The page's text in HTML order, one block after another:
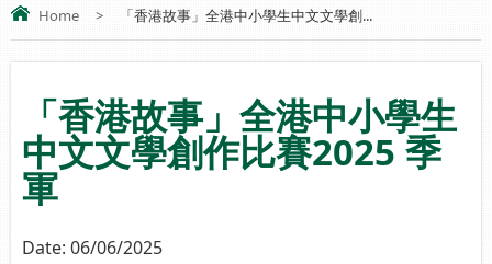
Home > 「香港故事」全港中小學生中文文學創...
「香港故事」全港中小學生
中文文學創作比賽2025 季
軍
Date: 06/06/2025